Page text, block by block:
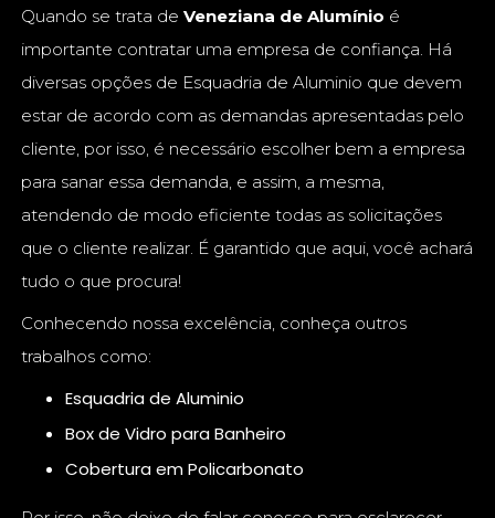
Quando se trata deVeneziana de Alumínio é
importante contratar uma empresa de confiança. Há
diversas opções de Esquadria de Aluminio que devem
estar de acordo com as demandas apresentadas pelo
cliente, por isso, é necessário escolher bem a empresa
para sanar essa demanda, e assim, a mesma,
atendendo de modo eficiente todas as solicitações
que o cliente realizar. É garantido que aqui, você achará
tudo o que procura!
Conhecendo nossa excelência, conheça outros
trabalhos como:
Esquadria de Aluminio
Box de Vidro para Banheiro
Cobertura em Policarbonato